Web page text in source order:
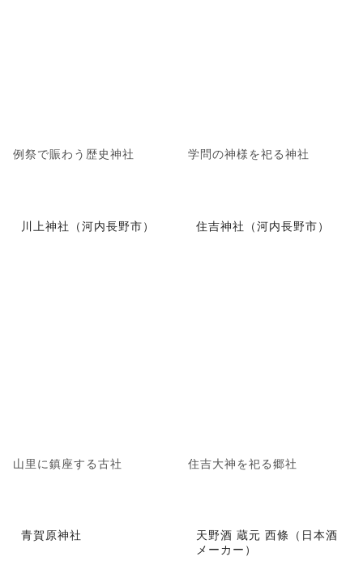
例祭で賑わう歴史神社 学問の神様を祀る神社
川上神社（河内長野市）
山里に鎮座する古社
住吉神社（河内長野市）
住吉大神を祀る郷社
青賀原神社
天野酒 蔵元 西條（日本酒
メーカー）